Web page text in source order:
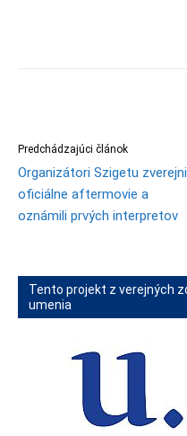
Predchádzajúci článok
Organizátori Szigetu
oficiálne aftermovie a
oznámili prvých interpretov
Tento projekt z verejných
umenia